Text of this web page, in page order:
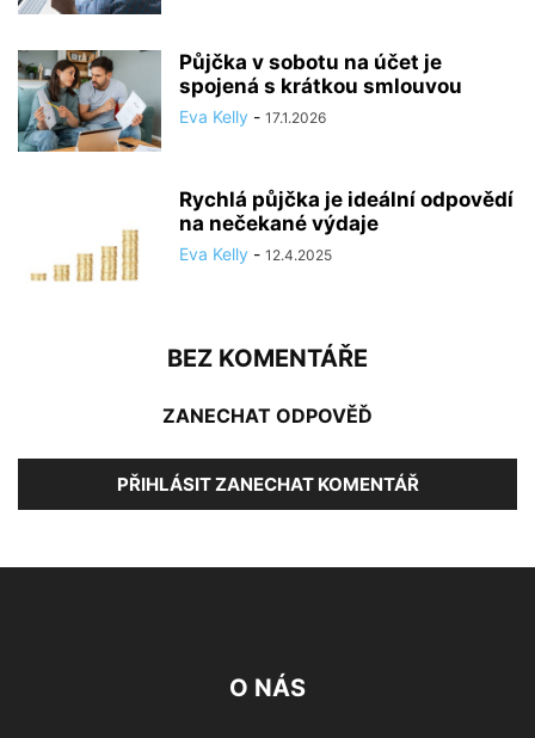
Půjčka v sobotu na účet je
spojená s krátkou smlouvou
Eva Kelly - 17.1.2026
Rychlá půjčka je ideální odpovědí
na nečekané výdaje
Eva Kelly - 12.4.2025
BEZ KOMENTÁŘE
ZANECHAT ODPOVĚĎ
PŘIHLÁSIT ZANECHAT KOMENTÁŘ
O NÁS